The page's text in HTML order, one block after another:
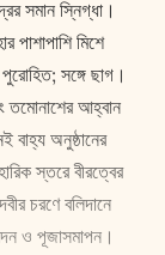
সমান স্নিগ্ধা।
পাশাপাশি মিশে
সঙ্গে ছাগ।
তমোনাশের আহ্বান
বাহ্য অনুষ্ঠানের
স্তরে বীরত্বের
চরণে বলিদানে
ও পূজাসমাপন।